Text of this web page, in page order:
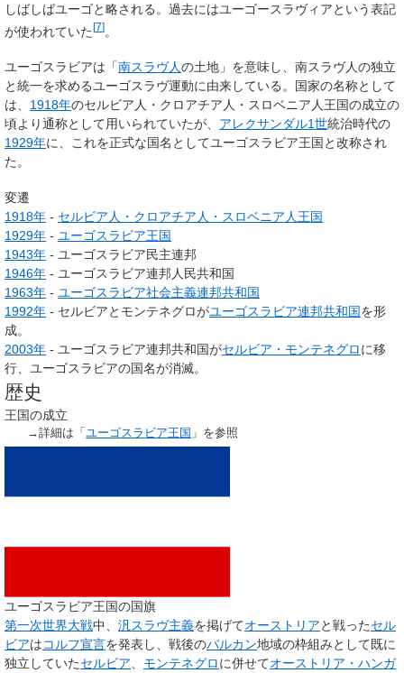
しばしばユーゴと略される。過去にはユーゴースラヴィアという表記
が使われていた[7]。
ユーゴスラビアは「南スラヴ人の土地」を意味し、南スラヴ人の独立
と統一を求めるユーゴスラヴ運動に由来している。国家の名称として
は、 1918年のセルビア人・クロアチア人・スロベニア人王国の成立の
頃より通称として用いられていたが、 アレクサンダル1世統治時代の
1929年に、これを正式な国名としてユーゴスラビア王国と改称され
た。
変遷
1918年 - セルビア人・クロアチア人・スロベニア人王国
1929年 - ユーゴスラビア王国
1943年 - ユーゴスラビア民主連邦
1946年 - ユーゴスラビア連邦人民共和国
1963年 - ユーゴスラビア社会主義連邦共和国
1992年 - セルビアとモンテネグロがユーゴスラビア連邦共和国を形
成。
2003年 - ユーゴスラビア連邦共和国がセルビア・モンテネグロに移
行、ユーゴスラビアの国名が消滅。
歴史
王国の成立
→詳細は「 ユーゴスラビア王国 」を参照
ユーゴスラビア王国の国旗
第一次世界大戦中、 汎スラヴ主義を掲げてオーストリアと戦ったセル
ビアはコルフ宣言を発表し、戦後のバルカン地域の枠組みとして既に
独立していたセルビア モンテネグロに併せてオーストリア・ハンガ